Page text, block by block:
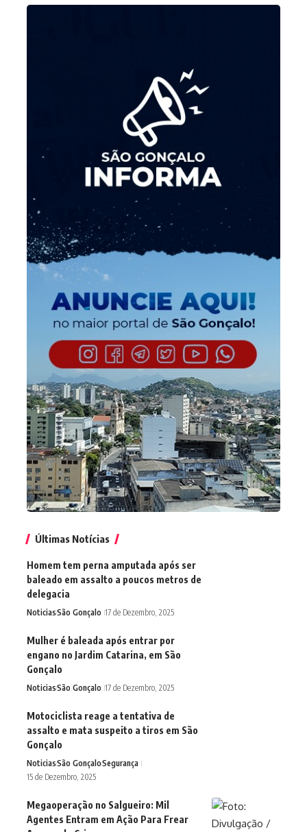
Últimas Notícias
Homem tem perna amputada após ser
baleado em assalto a poucos metros de
delegacia
NoticiasSão Gonçalo 17 de Dezembro, 2025
Mulher é baleada após entrar por
engano no Jardim Catarina, em São
Gonçalo
NoticiasSão Gonçalo 17 de Dezembro, 2025
Motociclista reage a tentativa de
assalto e mata suspeito a tiros em São
Gonçalo
NoticiasSão GonçaloSegurança
15 de Dezembro, 2025
Megaoperação no Salgueiro: Mil
Agentes Entram em Ação Para Frear